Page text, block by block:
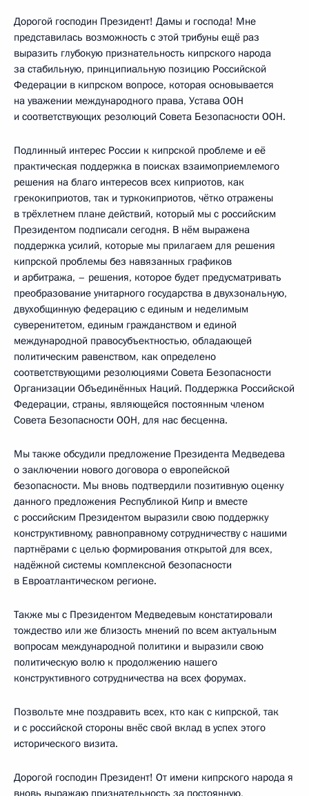
Дорогой господин Президент! Дамы и господа! Мне
представилась возможность с этой трибуны ещё раз
выразить глубокую признательность кипрского народа
за стабильную, принципиальную позицию Российской
Федерации в кипрском вопросе, которая основывается
на уважении международного права, Устава ООН
и соответствующих резолюций Совета Безопасности ООН.
Подлинный интерес России к кипрской проблеме и её
практическая поддержка в поисках взаимоприемлемого
решения на благо интересов всех киприотов, как
грекокиприотов, так и туркокиприотов, чётко отражены
в трёхлетнем плане действий, который мы с российским
Президентом подписали сегодня. В нём выражена
поддержка усилий, которые мы прилагаем для решения
кипрской проблемы без навязанных графиков
и арбитража, – решения, которое будет предусматривать
преобразование унитарного государства в двухзональную,
двухобщинную федерацию с единым и неделимым
суверенитетом, единым гражданством и единой
международной правосубъектностью, обладающей
политическим равенством, как определено
соответствующими резолюциями Совета Безопасности
Организации Объединённых Наций. Поддержка Российской
Федерации, страны, являющейся постоянным членом
Совета Безопасности ООН, для нас бесценна.
Мы также обсудили предложение Президента Медведева
о заключении нового договора о европейской
безопасности. Мы вновь подтвердили позитивную оценку
данного предложения Республикой Кипр и вместе
с российским Президентом выразили свою поддержку
конструктивному, равноправному сотрудничеству с нашими
партнёрами с целью формирования открытой для всех,
надёжной системы комплексной безопасности
в Евроатлантическом регионе.
Также мы с Президентом Медведевым констатировали
тождество или же близость мнений по всем актуальным
вопросам международной политики и выразили свою
политическую волю к продолжению нашего
конструктивного сотрудничества на всех форумах.
Позвольте мне поздравить всех, кто как с кипрской, так
и с российской стороны внёс свой вклад в успех этого
исторического визита.
Дорогой господин Президент! От имени кипрского народа я
вновь выражаю признательность за постоянную,